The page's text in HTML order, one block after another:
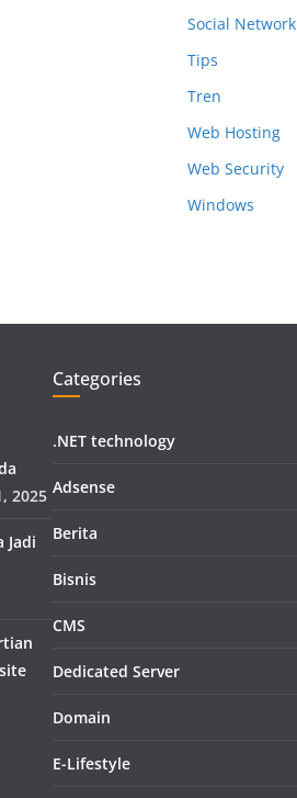
Social Network
Tips
Tren
Web Hosting
Web Security
Windows
2025
Jadi
Categories
.NET technology
Adsense
Berita
Bisnis
CMS
Dedicated Server
Domain
E-Lifestyle